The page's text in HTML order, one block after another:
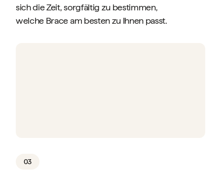
sich die Zeit, sorgfältig zu bestimmen,
welche Brace am besten zu Ihnen passt.
03